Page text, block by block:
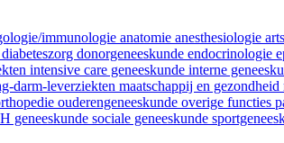
immunologie anatomie anesthesiologie
diabeteszorg donorgeneeskunde endocrinologie
intensive care geneeskunde interne
darm-leverziekten maatschappij en gezondheid
ouderengeneeskunde overige functies
geneeskunde sociale geneeskunde